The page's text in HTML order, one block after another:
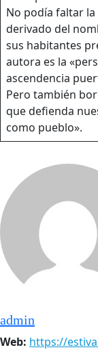
No podía faltar
derivado del
sus habitantes
autora es la
ascendencia
Pero también
que defienda
como pueblo».
admin
Web: https://